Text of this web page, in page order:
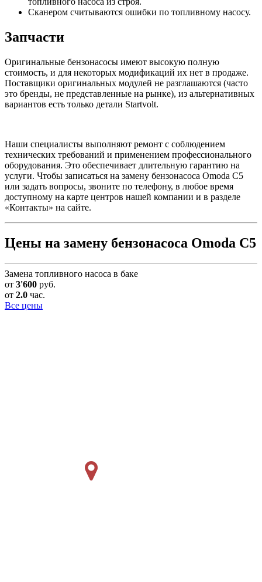
Сканером считываются ошибки по топливному насосу.
Запчасти
Оригинальные бензонасосы имеют высокую полную
стоимость, и для некоторых модификаций их нет в продаже.
Поставщики оригинальных модулей не разглашаются (часто
это бренды, не представленные на рынке), из альтернативных
вариантов есть только детали Startvolt.
Наши специалисты выполняют ремонт с соблюдением
технических требований и применением профессионального
оборудования. Это обеспечивает длительную гарантию на
услуги. Чтобы записаться на замену бензонасоса Omoda C5
или задать вопросы, звоните по телефону, в любое время
доступному на карте центров нашей компании и в разделе
«Контакты» на сайте.
Цены на замену бензонасоса Omoda C5
Замена топливного насоса в баке
от 3'600 руб.
от 2.0 час.
Все цены